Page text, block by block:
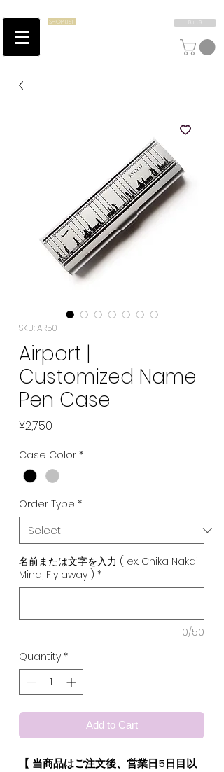
SHOP LIST
SKU: AR50
Airport |
Customized Name
Pen Case
¥2,750
Case Color *
Order Type *
名前または文字を入力 ( ex. Chika Nakai,
Mina, Fly away ) *
0/50
Quantity *
Add to Cart
【 当商品はご注文後、営業日5日目以